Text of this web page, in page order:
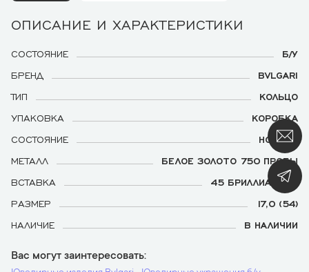
ОПИСАНИЕ И ХАРАКТЕРИСТИКИ
СОСТОЯНИЕ
Б/У
БРЕНД
BVLGARI
ТИП
КОЛЬЦО
УПАКОВКА
КОРОБКА
СОСТОЯНИЕ
НОВОГО
МЕТАЛЛ
БЕЛОЕ ЗОЛОТО 750 ПРОБЫ
ВСТАВКА
45 БРИЛЛИАНТОВ
РАЗМЕР
17,0 (54)
НАЛИЧИЕ
В НАЛИЧИИ
Вас могут заинтересовать